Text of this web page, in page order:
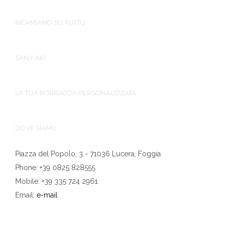
RICAMIAMO SU TUTTO
SANY AIR
LA TUA BORRACCIA PERSONALIZZATA
DOVE SIAMO
Piazza del Popolo, 3 - 71036 Lucera, Foggia
Phone: +39 0825 828555
Mobile: +39 335 724 2961
Email: e-mail